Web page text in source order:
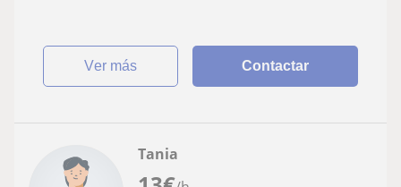
ver más Contactar
Tania